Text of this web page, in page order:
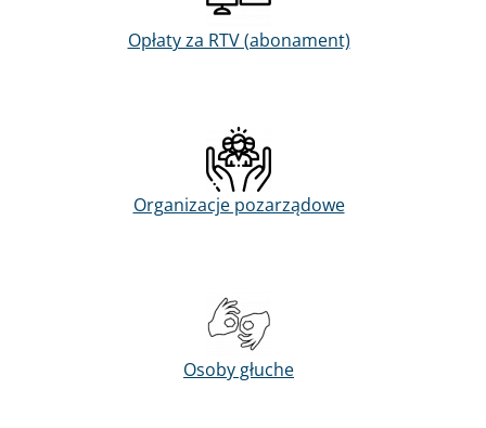
Opłaty za RTV (abonament)
Organizacje pozarządowe
Osoby głuche